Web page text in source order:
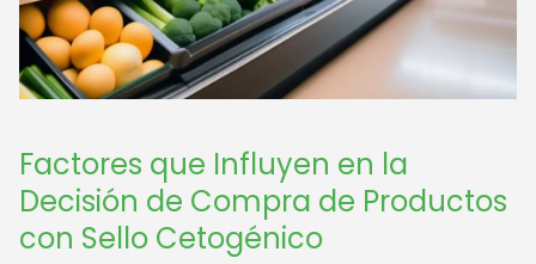
Factores que Influyen en la
Decisión de Compra de Productos
con Sello Cetogénico